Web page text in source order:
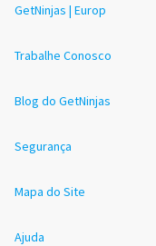
GetNinjas | Europ
Trabalhe Conosco
Blog do GetNinjas
Segurança
Mapa do Site
Ajuda